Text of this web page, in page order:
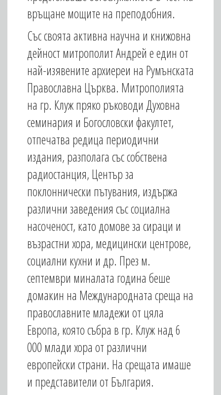
връщане мощите на преподобния.
Със своята активна научна и книжовна
дейност митрополит Андрей е един от
най-изявените архиереи на Румънската
Православна Църква. Митрополията
на гр. Клуж пряко ръководи Духовна
семинария и Богословски факултет,
отпечатва редица периодични
издания, разполага със собствена
радиостанция, Център за
поклоннически пътувания, издържа
различни заведения със социална
насоченост, като домове за сираци и
възрастни хора, медицински центрове,
социални кухни и др. През м.
септември миналата година беше
домакин на Международната среща на
православните младежи от цяла
Европа, която събра в гр. Клуж над 6
000 млади хора от различни
европейски страни. На срещата имаше
и представители от България.